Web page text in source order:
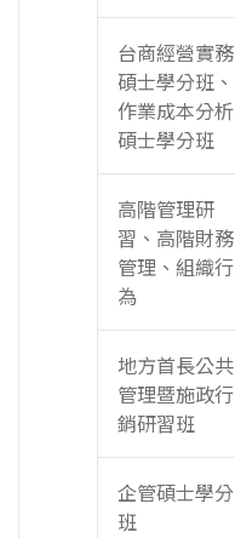
台商經營實務
碩士學分班、
作業成本分析
碩士學分班
高階管理研
習、高階財務
管理、組織行
為
地方首長公共
管理暨施政行
銷研習班
企管碩士學分
班